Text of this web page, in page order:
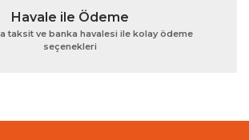
Havale ile Ödeme
taksit ve banka havalesi ile kolay ödeme
seçenekleri